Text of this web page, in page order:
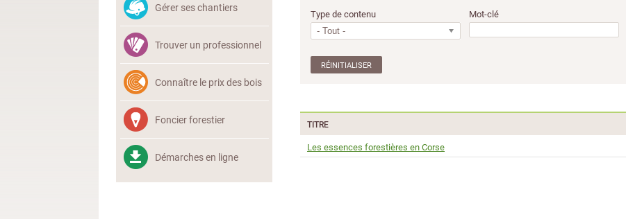
Gérer ses chantiers
Trouver un professionnel
Connaître le prix des bois
Foncier forestier
Démarches en ligne
Type de contenu
- Tout -
Mot-clé
TITRE
Les essences forestières en Corse